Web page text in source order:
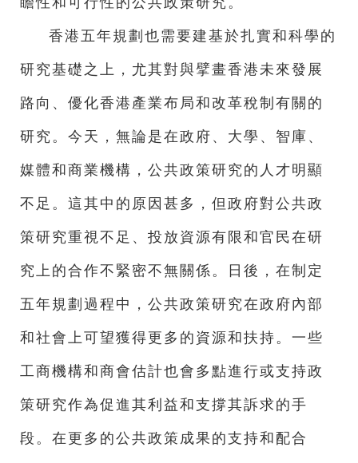
香港五年規劃也需要建基於扎實和科學的
研究基礎之上，尤其對與擘畫香港未來發展
路向、優化香港產業布局和改革稅制有關的
研究。今天，無論是在政府、大學、智庫、
媒體和商業機構，公共政策研究的人才明顯
不足。這其中的原因甚多，但政府對公共政
策研究重視不足、投放資源有限和官民在研
究上的合作不緊密不無關係。日後，在制定
五年規劃過程中，公共政策研究在政府內部
和社會上可望獲得更多的資源和扶持。一些
工商機構和商會估計也會多點進行或支持政
策研究作為促進其利益和支撐其訴求的手
段。在更多的公共政策成果的支持和配合